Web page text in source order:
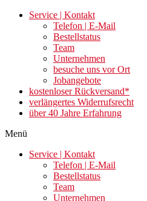
Zum
Service | Kontakt
Telefon | E-Mail
Bestellstatus
Team
Unternehmen
besuche uns vor Ort
Jobangebote
kostenloser Rückversand*
verlängertes Widerrufsrecht
über 40 Jahre Erfahrung
Menü
Service | Kontakt
Telefon | E-Mail
Bestellstatus
Team
Unternehmen